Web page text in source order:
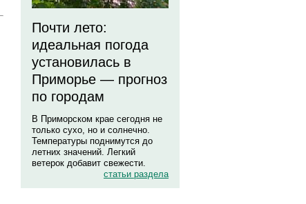
Почти лето:
идеальная погода
установилась в
Приморье — прогноз
по городам
В Приморском крае сегодня не
только сухо, но и солнечно.
Температуры поднимутся до
летних значений. Легкий
ветерок добавит свежести.
статьи раздела